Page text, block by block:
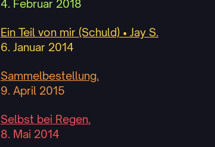
4. Februar 2018
Ein Teil von mir (Schuld) • Jay S.
6. Januar 2014
Sammelbestellung.
9. April 2015
Selbst bei Regen.
8. Mai 2014